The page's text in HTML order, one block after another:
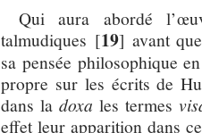
Qui aura abordé
talmudiques [19] avant
sa pensée philosophique
propre sur les écrits de
dans ladoxa les termes
effet leur apparition dans